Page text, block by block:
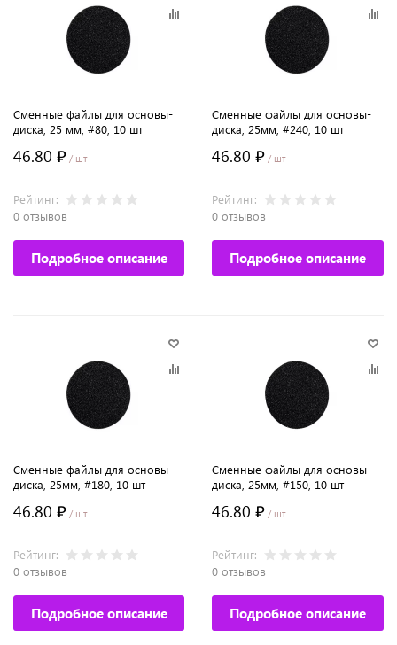
Сменные файлы для основы-
диска, 25 мм, #80, 10 шт
46.80 ₽ / шт
Рейтинг:
0 отзывов
Подробное описание
Сменные файлы для основы-
диска, 25мм, #240, 10 шт
46.80 ₽ / шт
Рейтинг:
0 отзывов
Подробное описание
Сменные файлы для основы-
диска, 25мм, #180, 10 шт
46.80 ₽ / шт
Рейтинг:
0 отзывов
Подробное описание
Сменные файлы для основы-
диска, 25мм, #150, 10 шт
46.80 ₽ / шт
Рейтинг:
0 отзывов
Подробное описание